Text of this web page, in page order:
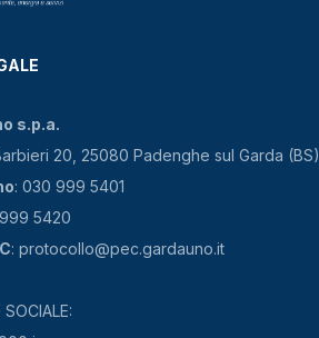
s.p.a.
20, 25080 Padenghe sul Garda (BS)
: 030 999 5401
5420
: protocollo@pec.gardauno.it